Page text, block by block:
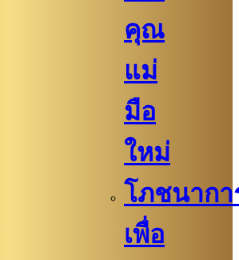
คุณ
แม่
มือ
ใหม่
โภชนากา
เพื่อ